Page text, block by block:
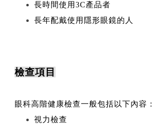
長時間使用3C產品者
長年配戴使用隱形眼鏡的人
檢查項目
眼科高階健康檢查一般包括以下內容：
視力檢查